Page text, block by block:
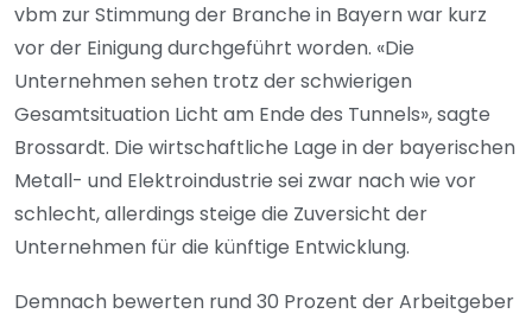
vbm zur Stimmung der Branche in Bayern war kurz
vor der Einigung durchgeführt worden. «Die
Unternehmen sehen trotz der schwierigen
Gesamtsituation Licht am Ende des Tunnels», sagte
Brossardt. Die wirtschaftliche Lage in der bayerischen
Metall- und Elektroindustrie sei zwar nach wie vor
schlecht, allerdings steige die Zuversicht der
Unternehmen für die künftige Entwicklung.
Demnach bewerten rund 30 Prozent der Arbeitgeber